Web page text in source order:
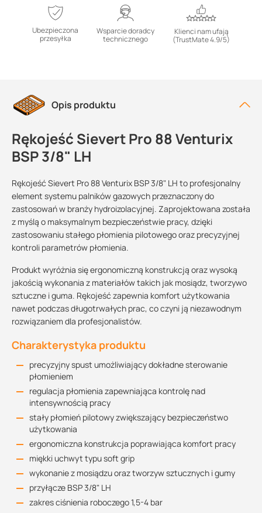
Ubezpieczona
przesyłka
Wsparcie doradcy
technicznego
Klienci nam ufają
(TrustMate 4.9/5)
Opis produktu
Rękojeść Sievert Pro 88 Venturix
BSP 3/8" LH
Rękojeść Sievert Pro 88 Venturix BSP 3/8" LH to profesjonalny
element systemu palników gazowych przeznaczony do
zastosowań w branży hydroizolacyjnej. Zaprojektowana została
z myślą o maksymalnym bezpieczeństwie pracy, dzięki
zastosowaniu stałego płomienia pilotowego oraz precyzyjnej
kontroli parametrów płomienia.
Produkt wyróżnia się ergonomiczną konstrukcją oraz wysoką
jakością wykonania z materiałów takich jak mosiądz, tworzywo
sztuczne i guma. Rękojeść zapewnia komfort użytkowania
nawet podczas długotrwałych prac, co czyni ją niezawodnym
rozwiązaniem dla profesjonalistów.
Charakterystyka produktu
precyzyjny spust umożliwiający dokładne sterowanie
płomieniem
regulacja płomienia zapewniająca kontrolę nad
intensywnością pracy
stały płomień pilotowy zwiększający bezpieczeństwo
użytkowania
ergonomiczna konstrukcja poprawiająca komfort pracy
miękki uchwyt typu soft grip
wykonanie z mosiądzu oraz tworzyw sztucznych i gumy
przyłącze BSP 3/8" LH
zakres ciśnienia roboczego 1,5-4 bar